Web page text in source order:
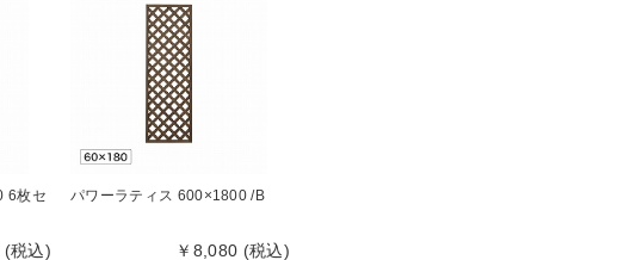
6枚セ
(税込)
パワーラティス 600×1800 /B
￥8,080 (税込)